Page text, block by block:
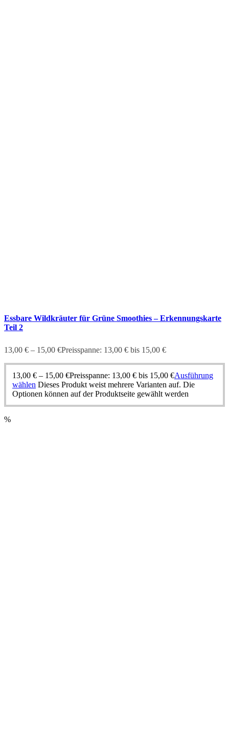
Essbare Wildkräuter für Grüne Smoothies – Erkennungskarte
Teil 2
13,00 € – 15,00 €Preisspanne: 13,00 € bis 15,00 €
13,00 € – 15,00 €Preisspanne: 13,00 € bis 15,00 €Ausführung
wählen Dieses Produkt weist mehrere Varianten auf. Die
Optionen können auf der Produktseite gewählt werden
%